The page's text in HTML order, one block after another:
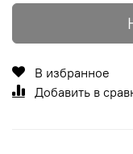
В избранное
Добавить в